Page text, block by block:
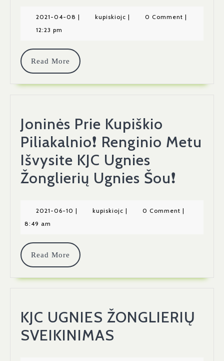
2021-04-08 2021-
| kupiskiojc kupiskiojc
| 0 Comment |
12:23 pm
Read More
Read
Joninės Prie Kupiškio
Piliakalnio❗ Renginio Metu
Išvysite KJC Ugnies
Žonglierių Ugnies Šou❗
Ugnies
2021-06-10 2021-
| kupiskiojc kupiskiojc
| 0 Comment |
8:49 am
Read More
Read
KJC UGNIES ŽONGLIERIŲ
SVEIKINIMAS